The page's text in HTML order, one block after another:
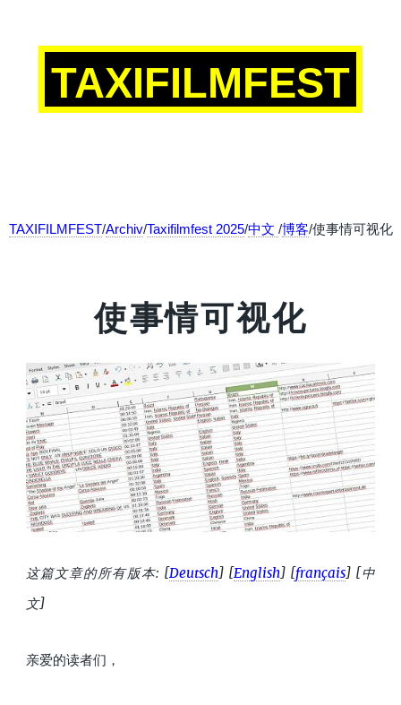
TAXIFILMFEST
TAXIFILMFEST/Archiv/Taxifilmfest 2025/中文 /博客/使事情可视化
使事情可视化
这篇文章的所有版本: [ Deutsch] [ English] [ français] [中
文]
亲爱的读者们，